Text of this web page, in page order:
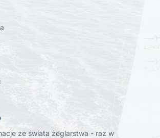
ze świata żeglarstwa - raz w